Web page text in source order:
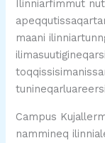
Ilinniarfimmut
maani
Campus
nammineq